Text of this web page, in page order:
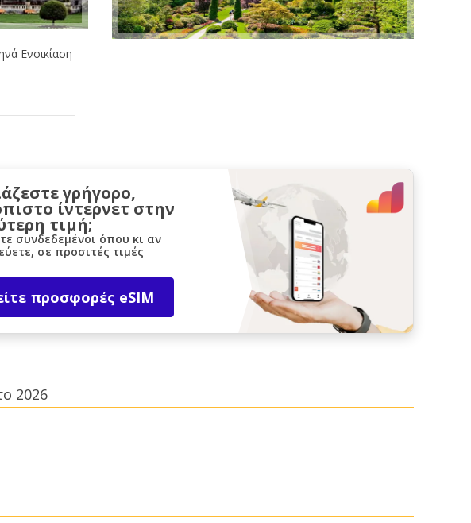
Ενοικίαση
γρήγορο,
ίντερνετ στην
τιμή;
συνδεδεμένοι όπου κι αν
σε προσιτές τιμές
προσφορές eSIM
2026